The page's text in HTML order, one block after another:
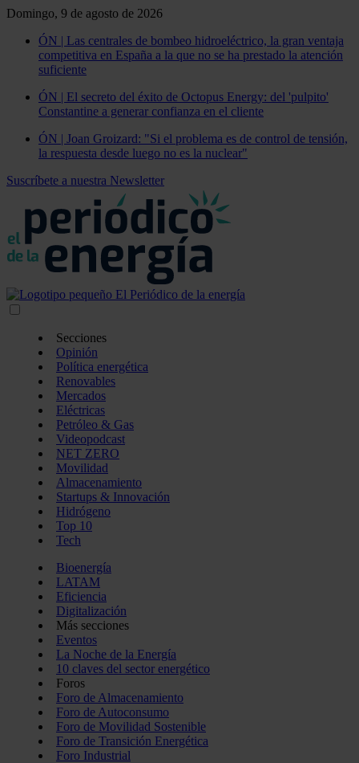
Domingo, 9 de agosto de 2026
ÓN | Las centrales de bombeo hidroeléctrico, la gran ventaja
competitiva en España a la que no se ha prestado la atención
suficiente
ÓN | El secreto del éxito de Octopus Energy: del 'pulpito'
Constantine a generar confianza en el cliente
ÓN | Joan Groizard: "Si el problema es de control de tensión,
la respuesta desde luego no es la nuclear"
Suscríbete a nuestra Newsletter
Secciones
Opinión
Política energética
Renovables
Mercados
Eléctricas
Petróleo & Gas
Videopodcast
NET ZERO
Movilidad
Almacenamiento
Startups & Innovación
Hidrógeno
Top 10
Tech
Bioenergía
LATAM
Eficiencia
Digitalización
Más secciones
Eventos
La Noche de la Energía
10 claves del sector energético
Foros
Foro de Almacenamiento
Foro de Autoconsumo
Foro de Movilidad Sostenible
Foro de Transición Energética
Foro Industrial